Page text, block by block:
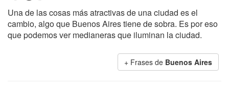
Una de las cosas más atractivas de una ciudad es el
cambio, algo que Buenos Aires tiene de sobra. Es por eso
que podemos ver medianeras que iluminan la ciudad.
+ Frases de Buenos Aires